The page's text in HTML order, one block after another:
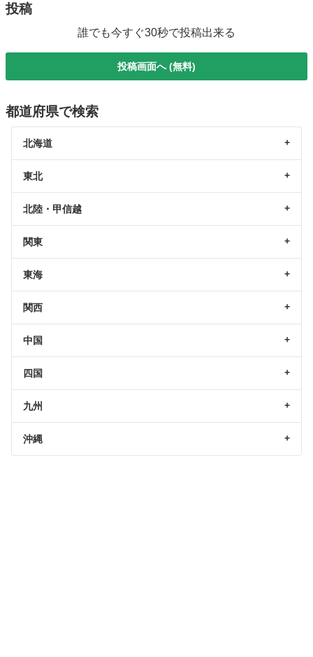
投稿
誰でも今すぐ30秒で投稿出来る
投稿画面へ (無料)
都道府県で検索
北海道
東北
北陸・甲信越
関東
東海
関西
中国
四国
九州
沖縄